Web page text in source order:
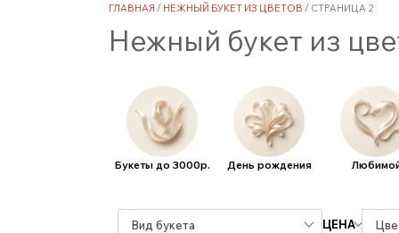
ГЛАВНАЯ / НЕЖНЫЙ БУКЕТ ИЗ ЦВЕТОВ / СТРАНИЦА 2
Нежный букет из
Букеты до 3000р. День рождения
Вид букета ЦЕНА